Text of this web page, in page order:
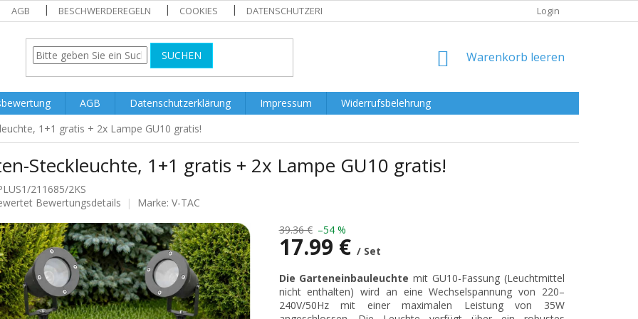
AGB BESCHWERDEREGELN COOKIES DATENSCHUTZERKLÄRUNG Login
SUCHEN WARENKORB
Warenkorb leeren
AGB Datenschutzerklärung Impressum
Widerrufsbelehrung
1+1 gratis + 2x Lampe GU10 gratis!
Steckleuchte, 1+1 gratis + 2x Lampe GU10 gratis!
211685/2KS
Bewertungsdetails Marke: V-TAC
39.36 € –54 %
17.99 € / Set
Verkaufspreis:
Die Garteneinbauleuchte mit GU10-Fassung (Leuchtmittel
nicht enthalten) wird an eine Wechselspannung von 220–
240V/50Hz mit einer maximalen Leistung von 35W